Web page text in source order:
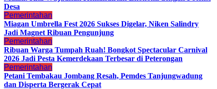
Desa
Pemerintahan
Miagan Umbrella Fest 2026 Sukses Digelar, Niken Salindry
Jadi Magnet Ribuan Pengunjung
Pemerintahan
Ribuan Warga Tumpah Ruah! Bongkot Spectacular Carnival
2026 Jadi Pesta Kemerdekaan Terbesar di Peterongan
Pemerintahan
Petani Tembakau Jombang Resah, Pemdes Tanjungwadung
dan Disperta Bergerak Cepat